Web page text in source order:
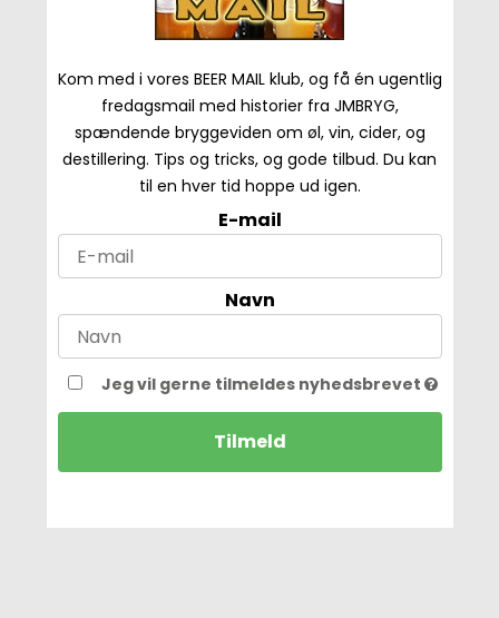
Kom med i vores BEER MAIL klub, og få én ugentlig
fredagsmail med historier fra JMBRYG,
spændende bryggeviden om øl, vin, cider, og
destillering. Tips og tricks, og gode tilbud. Du kan
til en hver tid hoppe ud igen.
E-mail
Navn
Jeg vil gerne tilmeldes nyhedsbrevet
Tilmeld